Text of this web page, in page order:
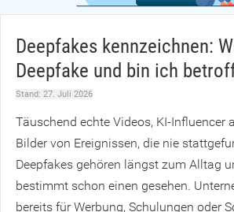
Deepfakes kennzeichnen:
Deepfake und bin ich
Stand: 27. Juli 2026
Täuschend echte Videos, KI-Influencer
Bilder von Ereignissen, die nie
Deepfakes gehören längst zum Alltag
bestimmt schon einen gesehen.
bereits für Werbung, Schulungen oder